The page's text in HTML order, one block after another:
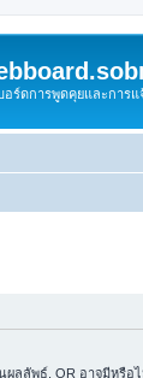
อร์ดการพูดคุยและการแ
ผลลัพธ์, OR อาจมีหรือ